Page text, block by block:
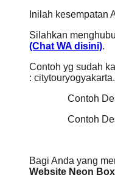
Inilah kesempatan
Silahkan
(Chat WA disini).
Contoh yg sudah
:
Contoh
Contoh
Bagi Anda yang
Website Neon